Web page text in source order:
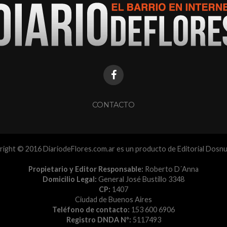
CONTACTO
© 2016 DiariodeFlores.com.ar es un producto de Editorial
Propietario y Editor Responsable: Roberto D´Anna
Domicilio Legal: General José Bustillo 3348
CP: 1407
Ciudad de Buenos Aires
Teléfono de contacto: 153 600 6906
Registro DNDA Nº: 5117493